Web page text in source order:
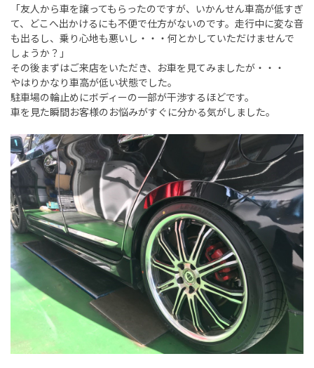
「友人から車を譲ってもらったのですが、いかんせん車高が低すぎ
て、どこへ出かけるにも不便で仕方がないのです。走行中に変な音
も出るし、乗り心地も悪いし・・・何とかしていただけませんで
しょうか？」
その後まずはご来店をいただき、お車を見てみましたが・・・
やはりかなり車高が低い状態でした。
駐車場の輪止めにボディーの一部が干渉するほどです。
車を見た瞬間お客様のお悩みがすぐに分かる気がしました。